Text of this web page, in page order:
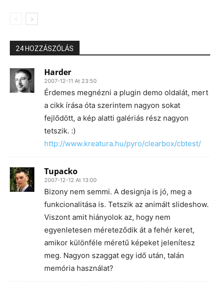
24 HOZZÁSZÓLÁS
Harder
2007-12-11 At 23:50
Érdemes megnézni a plugin demo oldalát, mert
a cikk írása óta szerintem nagyon sokat
fejlődött, a kép alatti galériás rész nagyon
tetszik. :)
http://www.kreatura.hu/pyro/clearbox/cbtest/
Tupacko
2007-12-12 At 13:00
Bizony nem semmi. A designja is jó, meg a
funkcionalitása is. Tetszik az animált slideshow.
Viszont amit hiányolok az, hogy nem
egyenletesen méreteződik át a fehér keret,
amikor különféle méretű képeket jelenítesz
meg. Nagyon szaggat egy idő után, talán
memória használat?